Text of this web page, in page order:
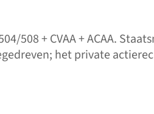
508 + CVAA + ACAA.
het private